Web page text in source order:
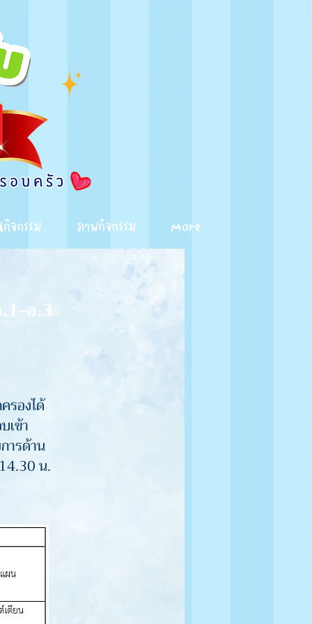
จกรรม ภาพกิจกรรม More
อ.3
รองได้
เข้า
ารด้าน
น.